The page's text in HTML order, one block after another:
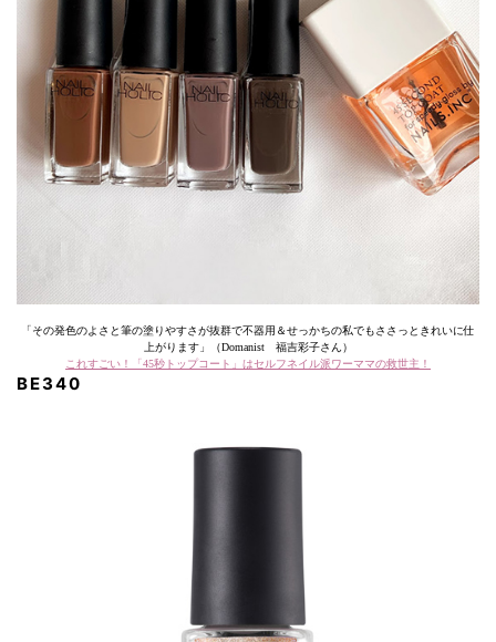
「その発色のよさと筆の塗りやすさが抜群で不器用＆せっかちの私でもささっときれいに仕
上がります」（Domanist 福吉彩子さん）
これすごい！「45秒トップコート」はセルフネイル派ワーママの救世主！
BE340